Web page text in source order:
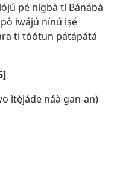
pé nígbà tí Bánábà
iwájú nínú iṣẹ́
ti tóótun pátápátá
ìtẹ̀jáde náà gan-an)